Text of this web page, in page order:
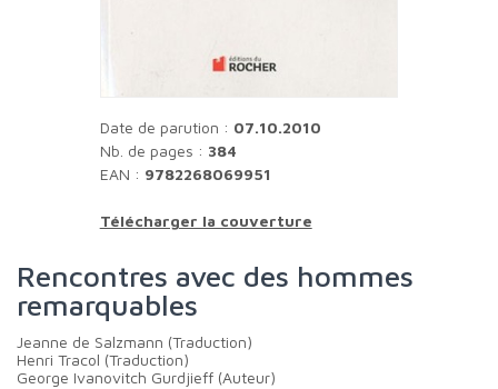
Date de parution : 07.10.2010
Nb. de pages : 384
EAN : 9782268069951
Télécharger la couverture
Rencontres avec des hommes
remarquables
Jeanne de Salzmann (Traduction)
Henri Tracol (Traduction)
George Ivanovitch Gurdjieff (Auteur)